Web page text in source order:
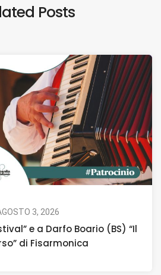
Posts
3, 2026
e a Darfo Boario (BS) “Il
di Fisarmonica